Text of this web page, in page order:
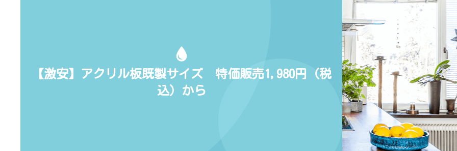
【激安】アクリル板既製サイズ 特価販売1,980円（税
込）から